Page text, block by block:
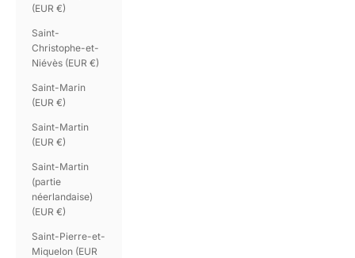
(EUR €)
Saint-
Christophe-et-
Niévès (EUR €)
Saint-Marin
(EUR €)
Saint-Martin
(EUR €)
Saint-Martin
(partie
néerlandaise)
(EUR €)
Saint-Pierre-et-
Miquelon (EUR